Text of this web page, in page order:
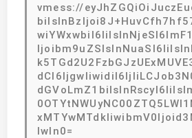
vmess://
IwIn0=